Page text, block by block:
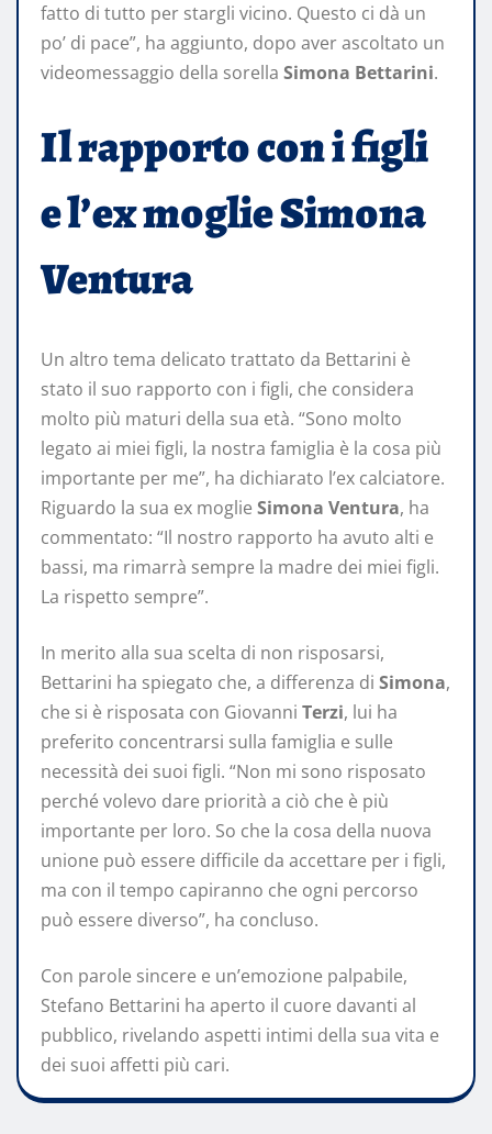
fatto di tutto per stargli vicino. Questo ci dà un
po’ di pace”, ha aggiunto, dopo aver ascoltato un
videomessaggio della sorella Simona Bettarini.
Il rapporto con i figli
e l’ex moglie Simona
Ventura
Un altro tema delicato trattato da Bettarini è
stato il suo rapporto con i figli, che considera
molto più maturi della sua età. “Sono molto
legato ai miei figli, la nostra famiglia è la cosa più
importante per me”, ha dichiarato l’ex calciatore.
Riguardo la sua ex moglie Simona Ventura, ha
commentato: “Il nostro rapporto ha avuto alti e
bassi, ma rimarrà sempre la madre dei miei figli.
La rispetto sempre”.
In merito alla sua scelta di non risposarsi,
Bettarini ha spiegato che, a differenza di Simona,
che si è risposata con Giovanni Terzi, lui ha
preferito concentrarsi sulla famiglia e sulle
necessità dei suoi figli. “Non mi sono risposato
perché volevo dare priorità a ciò che è più
importante per loro. So che la cosa della nuova
unione può essere difficile da accettare per i figli,
ma con il tempo capiranno che ogni percorso
può essere diverso”, ha concluso.
Con parole sincere e un’emozione palpabile,
Stefano Bettarini ha aperto il cuore davanti al
pubblico, rivelando aspetti intimi della sua vita e
dei suoi affetti più cari.